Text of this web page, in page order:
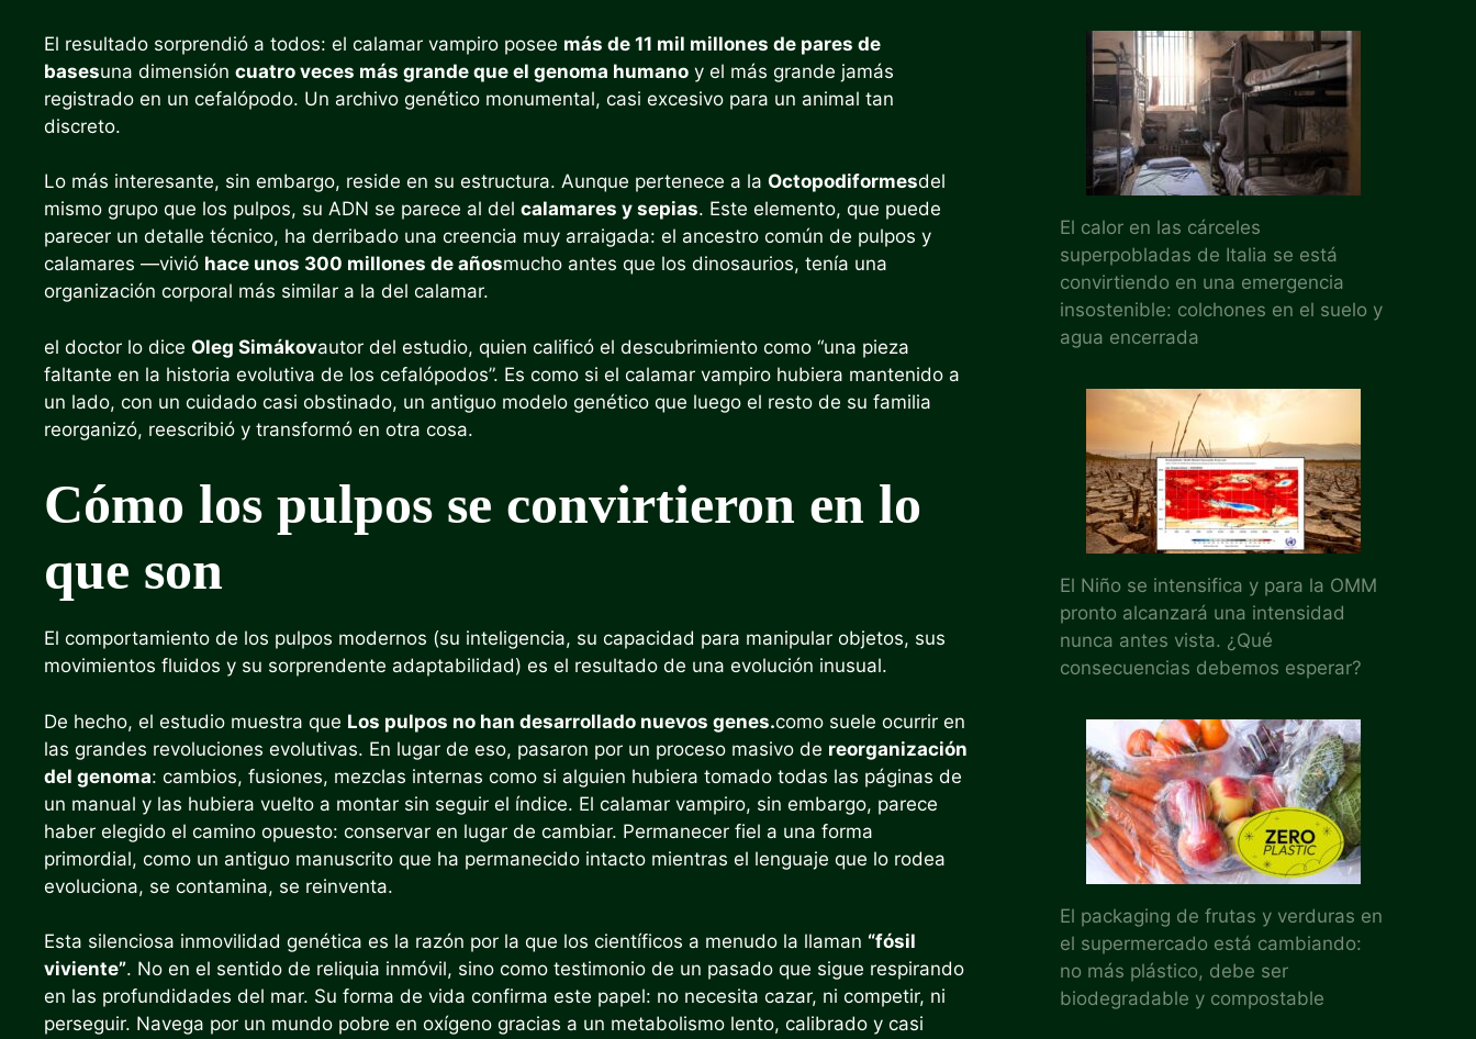
El resultado sorprendió a todos: el calamar vampiro posee más de 11 mil millones de pares de
basesuna dimensión cuatro veces más grande que el genoma humano y el más grande jamás
registrado en un cefalópodo. Un archivo genético monumental, casi excesivo para un animal tan
discreto.
Lo más interesante, sin embargo, reside en su estructura. Aunque pertenece a la Octopodiformesdel
mismo grupo que los pulpos, su ADN se parece al del calamares y sepias. Este elemento, que puede
parecer un detalle técnico, ha derribado una creencia muy arraigada: el ancestro común de pulpos y
calamares —vivió hace unos 300 millones de añosmucho antes que los dinosaurios, tenía una
organización corporal más similar a la del calamar.
el doctor lo dice Oleg Simákovautor del estudio, quien calificó el descubrimiento como “una pieza
faltante en la historia evolutiva de los cefalópodos”. Es como si el calamar vampiro hubiera mantenido a
un lado, con un cuidado casi obstinado, un antiguo modelo genético que luego el resto de su familia
reorganizó, reescribió y transformó en otra cosa.
Cómo los pulpos se convirtieron en lo
que son
El comportamiento de los pulpos modernos (su inteligencia, su capacidad para manipular objetos, sus
movimientos fluidos y su sorprendente adaptabilidad) es el resultado de una evolución inusual.
De hecho, el estudio muestra que Los pulpos no han desarrollado nuevos genes.como suele ocurrir en
las grandes revoluciones evolutivas. En lugar de eso, pasaron por un proceso masivo de reorganización
del genoma: cambios, fusiones, mezclas internas como si alguien hubiera tomado todas las páginas de
un manual y las hubiera vuelto a montar sin seguir el índice. El calamar vampiro, sin embargo, parece
haber elegido el camino opuesto: conservar en lugar de cambiar. Permanecer fiel a una forma
primordial, como un antiguo manuscrito que ha permanecido intacto mientras el lenguaje que lo rodea
evoluciona, se contamina, se reinventa.
Esta silenciosa inmovilidad genética es la razón por la que los científicos a menudo la llaman “fósil
viviente”. No en el sentido de reliquia inmóvil, sino como testimonio de un pasado que sigue respirando
en las profundidades del mar. Su forma de vida confirma este papel: no necesita cazar, ni competir, ni
perseguir. Navega por un mundo pobre en oxígeno gracias a un metabolismo lento, calibrado y casi
El calor en las cárceles
superpobladas de Italia se está
convirtiendo en una emergencia
insostenible: colchones en el suelo y
agua encerrada
El Niño se intensifica y para la OMM
pronto alcanzará una intensidad
nunca antes vista. ¿Qué
consecuencias debemos esperar?
El packaging de frutas y verduras en
el supermercado está cambiando:
no más plástico, debe ser
biodegradable y compostable